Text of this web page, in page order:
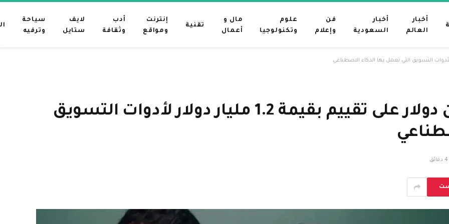
أخبار
العالم
أخبار
السعودية
فن
وإعلام
علوم
وتكنولوجيا
مال و
أعمال
تقنية
إنترنت
ومواقع
أدب
وثقافة
لايف
ستايل
سياحة
وترفيه
تجمع Hightouch 80 مليون دولار على تقييم بقيمة 1.2 مليار دولار لأدوات التسويق
4 دقائق